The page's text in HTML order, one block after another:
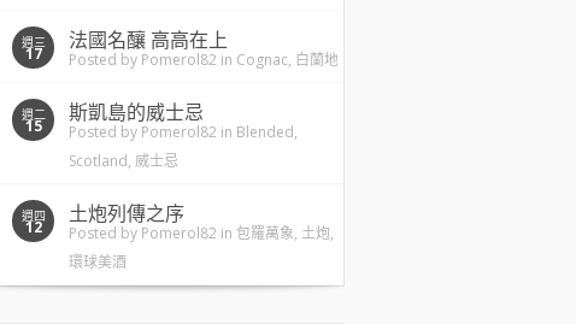
週三
17
法國名釀 高高在上
Posted by Pomerol82 in Cognac, 白蘭地
週二
15
斯凱島的威士忌
Posted by Pomerol82 in Blended,
Scotland, 威士忌
週四
12
土炮列傳之序
Posted by Pomerol82 in 包羅萬象, 土炮,
環球美酒